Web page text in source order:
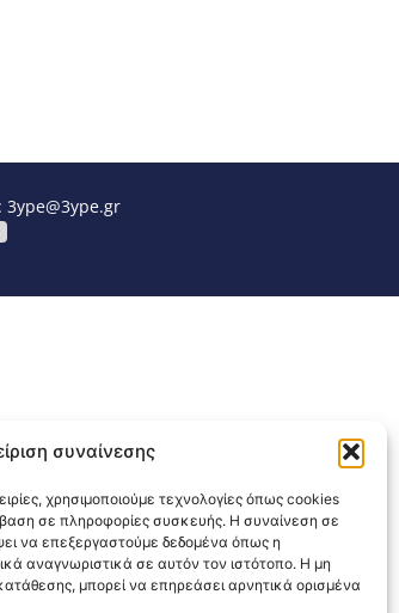
συναίνεσης
χρησιμοποιούμε τεχνολογίες όπως cookies
σε πληροφορίες συσκευής. Η συναίνεση σε
να επεξεργαστούμε δεδομένα όπως η
αναγνωριστικά σε αυτόν τον ιστότοπο. Η μη
μπορεί να επηρεάσει αρνητικά ορισμένα
3ype@3ype.gr